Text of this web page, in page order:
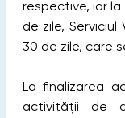
respective, iar
de zile,
30 de zile, care
La finalizarea
activității de